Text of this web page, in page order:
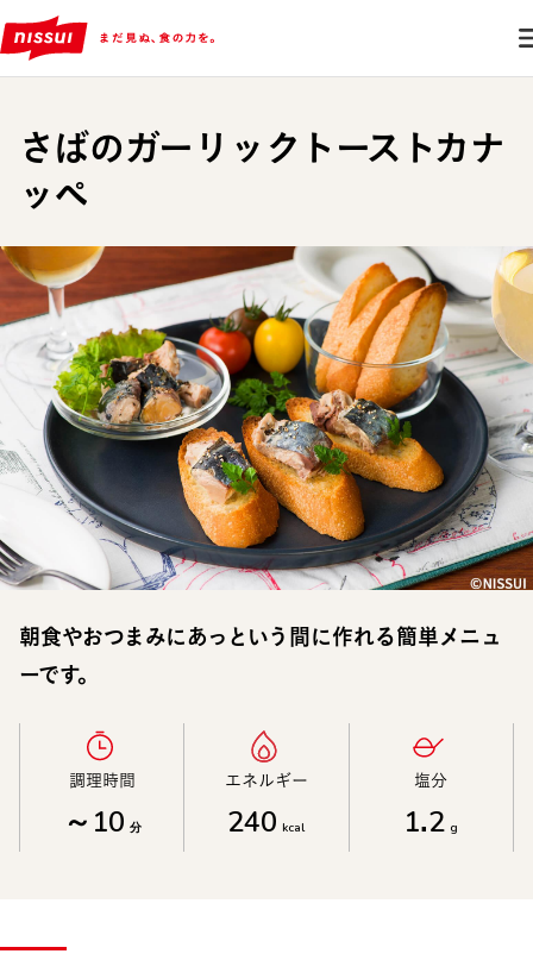
さばのガーリックトーストカナ
ッペ
朝食やおつまみにあっという間に作れる簡単メニュ
ーです。
調理時間​
～10 分
エネルギー​
240 kcal
塩分​
1.2 g